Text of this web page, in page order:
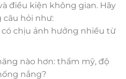
điều kiện không gian. Hãy
hỏi như:
chịu ảnh hưởng nhiều từ
nào hơn: thẩm mỹ, độ
nắng?